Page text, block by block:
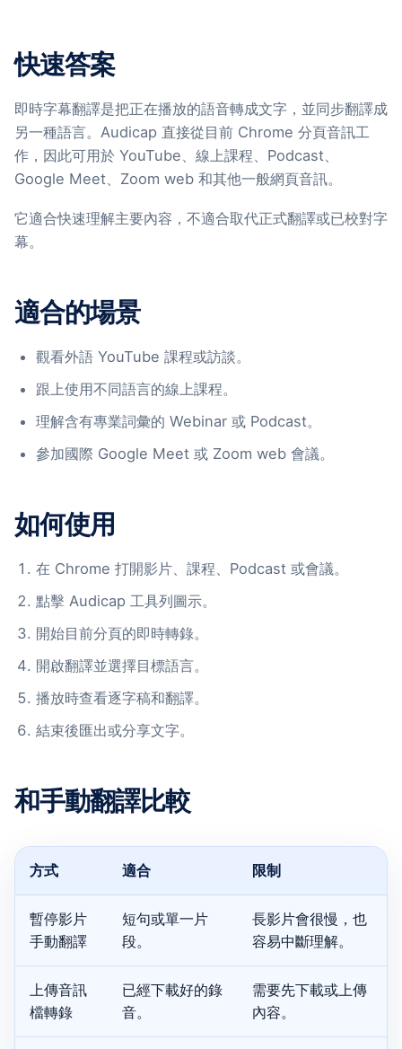
快速答案
即時字幕翻譯是把正在播放的語音轉成文字，並同步翻譯成
另一種語言。Audicap 直接從目前 Chrome 分頁音訊工
作，因此可用於 YouTube、線上課程、Podcast、
Google Meet、Zoom web 和其他一般網頁音訊。
它適合快速理解主要內容，不適合取代正式翻譯或已校對字
幕。
適合的場景
觀看外語 YouTube 課程或訪談。
跟上使用不同語言的線上課程。
理解含有專業詞彙的 Webinar 或 Podcast。
參加國際 Google Meet 或 Zoom web 會議。
如何使用
在 Chrome 打開影片、課程、Podcast 或會議。
點擊 Audicap 工具列圖示。
開始目前分頁的即時轉錄。
開啟翻譯並選擇目標語言。
播放時查看逐字稿和翻譯。
結束後匯出或分享文字。
和手動翻譯比較
方式 適合 限制
暫停影片
手動翻譯
短句或單一片
段。
長影片會很慢，也
容易中斷理解。
上傳音訊
檔轉錄
已經下載好的錄
音。
需要先下載或上傳
內容。